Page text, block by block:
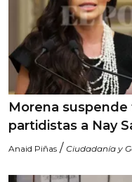
Morena
partidistas a Nay
Anaid Piñas / Ciudadanía y